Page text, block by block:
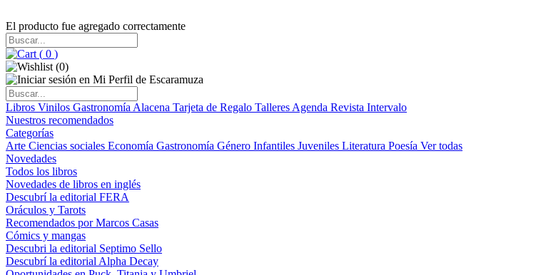
El producto fue agregado correctamente
( 0 )
(0)
Libros Vinilos Gastronomía Alacena Tarjeta de Regalo Talleres Agenda Revista Intervalo
Nuestros recomendados
Categorías
Arte Ciencias sociales Economía Gastronomía Género Infantiles Juveniles Literatura Poesía Ver todas
Novedades
Todos los libros
Novedades de libros en inglés
Descubrí la editorial FERA
Oráculos y Tarots
Recomendados por Marcos Casas
Cómics y mangas
Descubri la editorial Septimo Sello
Descubrí la editorial Alpha Decay